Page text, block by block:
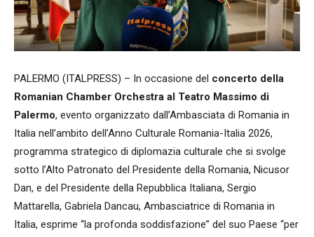
PALERMO (ITALPRESS) – In occasione del concerto della
Romanian Chamber Orchestra al Teatro Massimo di
Palermo, evento organizzato dall’Ambasciata di Romania in
Italia nell’ambito dell’Anno Culturale Romania-Italia 2026,
programma strategico di diplomazia culturale che si svolge
sotto l’Alto Patronato del Presidente della Romania, Nicusor
Dan, e del Presidente della Repubblica Italiana, Sergio
Mattarella, Gabriela Dancau, Ambasciatrice di Romania in
Italia, esprime “la profonda soddisfazione” del suo Paese “per